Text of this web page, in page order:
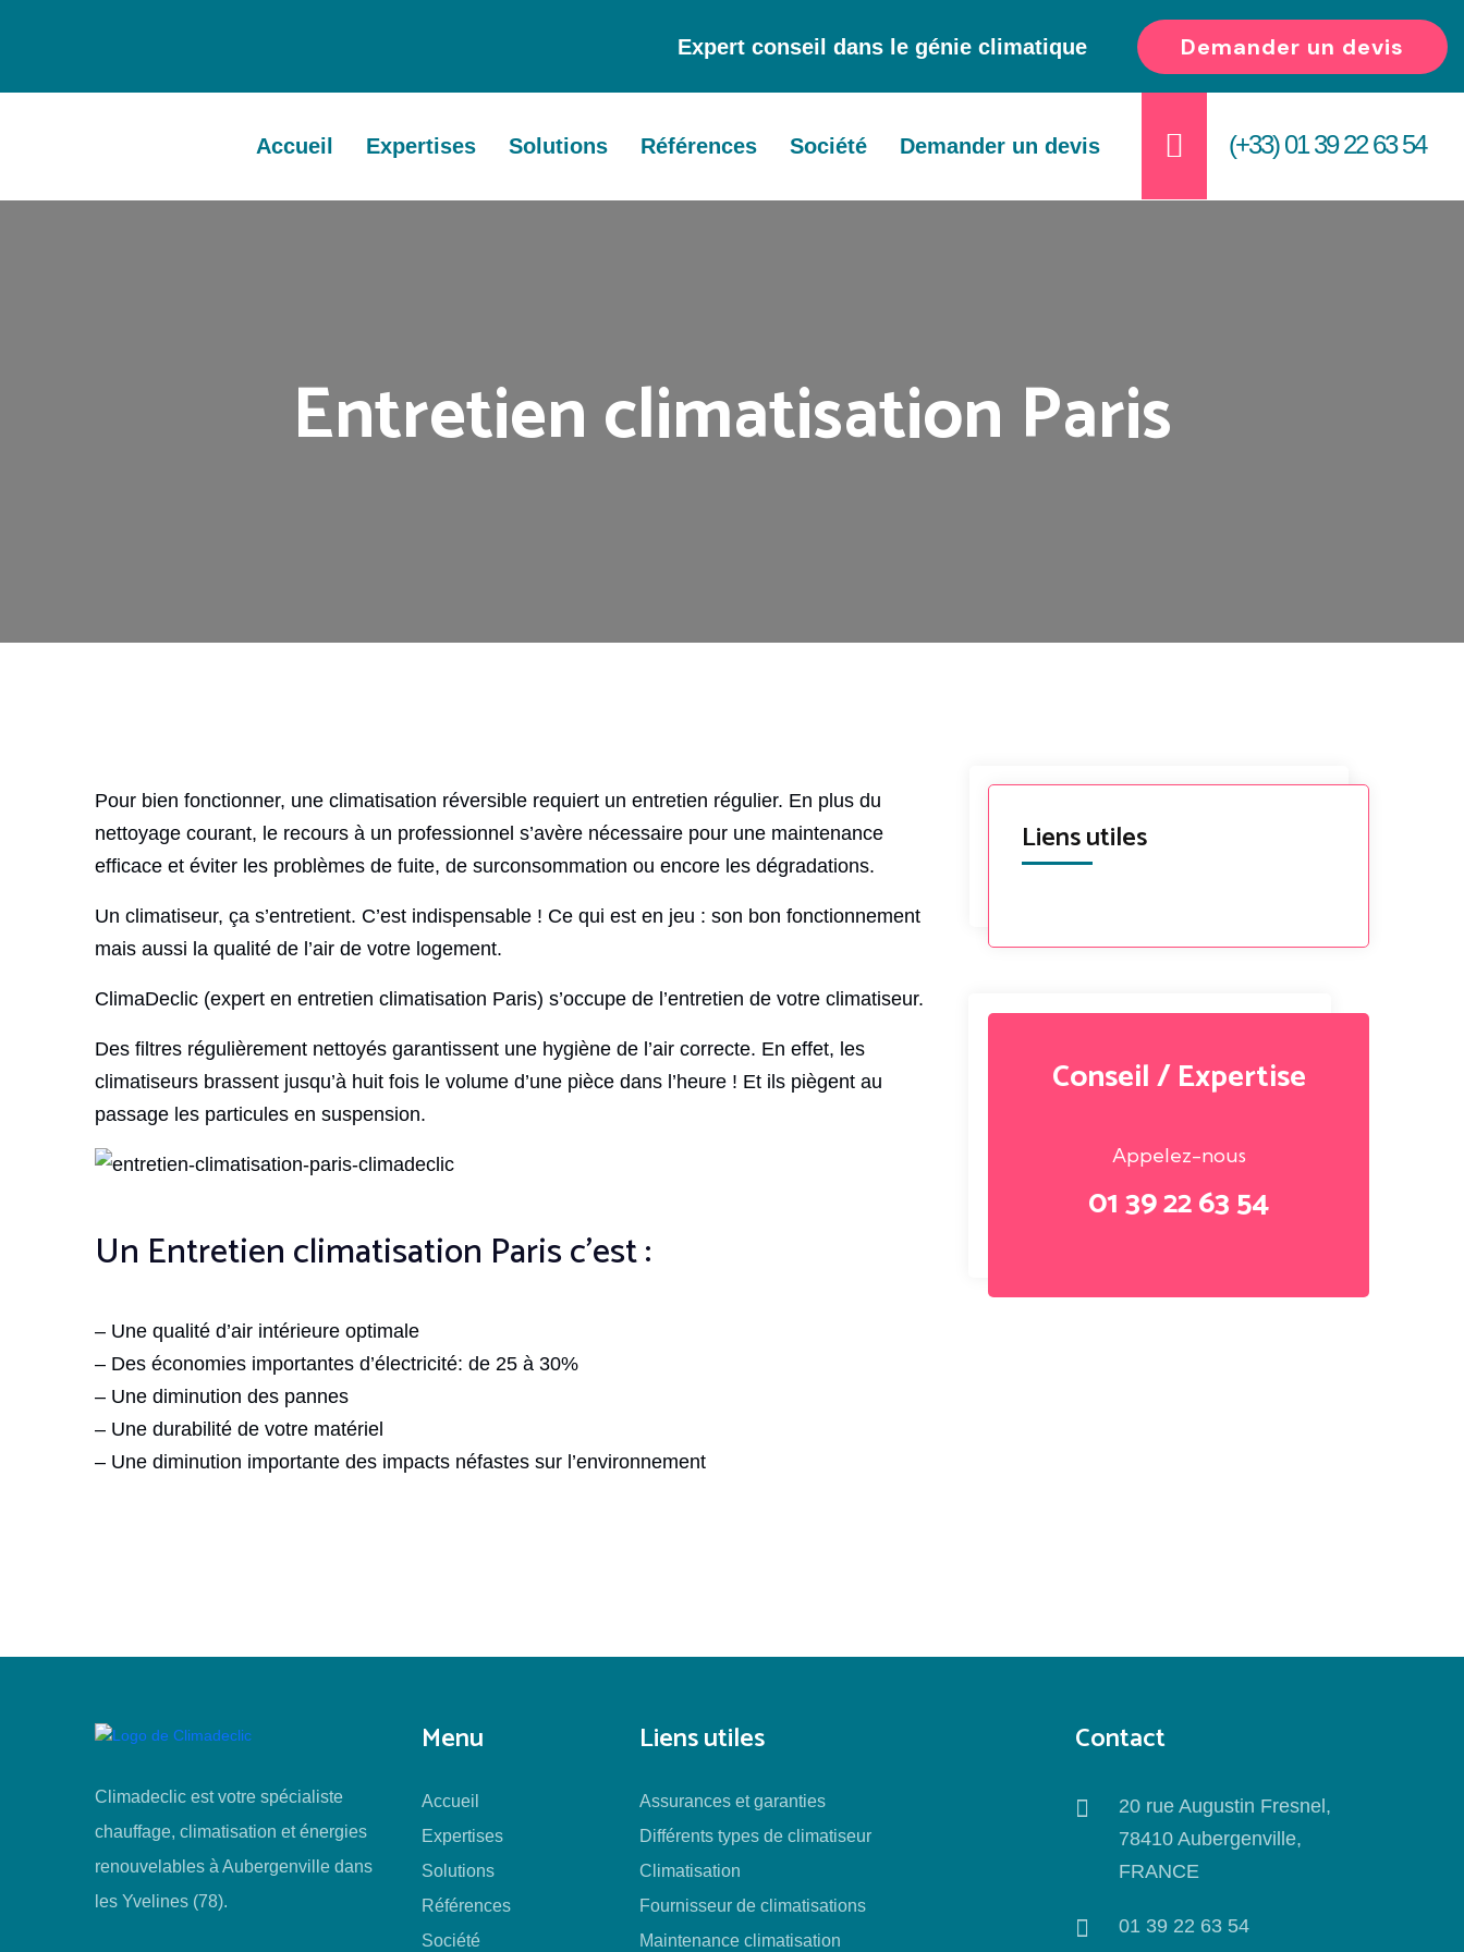
Expert conseil dans le génie climatique Demander un devis
Accueil Expertises Solutions Références Société Demander un devis (+33) 01 39 22 63 54
Entretien climatisation Paris
Pour bien fonctionner, une climatisation réversible requiert un entretien régulier. En plus du
nettoyage courant, le recours à un professionnel s’avère nécessaire pour une maintenance
efficace et éviter les problèmes de fuite, de surconsommation ou encore les dégradations.
Un climatiseur, ça s’entretient. C’est indispensable ! Ce qui est en jeu : son bon fonctionnement
mais aussi la qualité de l’air de votre logement.
ClimaDeclic (expert en entretien climatisation Paris) s’occupe de l’entretien de votre climatiseur.
Des filtres régulièrement nettoyés garantissent une hygiène de l’air correcte. En effet, les
climatiseurs brassent jusqu’à huit fois le volume d’une pièce dans l’heure ! Et ils piègent au
passage les particules en suspension.
Un Entretien climatisation Paris c’est :
– Une qualité d’air intérieure optimale
– Des économies importantes d’électricité: de 25 à 30%
– Une diminution des pannes
– Une durabilité de votre matériel
– Une diminution importante des impacts néfastes sur l’environnement
Liens utiles
Conseil / Expertise
Appelez-nous
01 39 22 63 54
Climadeclic est votre spécialiste
chauffage, climatisation et énergies
renouvelables à Aubergenville dans
les Yvelines (78).
Menu
Accueil
Expertises
Solutions
Références
Société
Liens utiles
Assurances et garanties
Différents types de climatiseur
Climatisation
Fournisseur de climatisations
Maintenance climatisation
Contact
20 rue Augustin Fresnel,
78410 Aubergenville,
FRANCE
01 39 22 63 54